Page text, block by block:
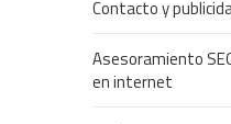
Contacto y
Asesoramiento
en internet